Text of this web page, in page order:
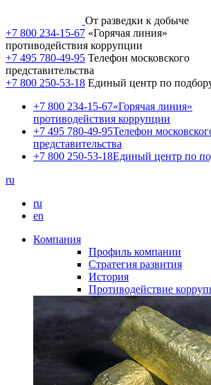
От разведки к добыче
+7 800 234-15-67 «Горячая линия»
противодействия коррупции
+7 495 780-49-95 Телефон московского
представительства
+7 800 250-53-18 Единый центр по
+7 800 234-15-67«Горячая линия»
противодействия коррупции
+7 495 780-49-95Телефон
представительства
+7 800 250-53-18Единый центр по
ru
ru
en
Компания
Профиль компании
Стратегия развития
История
Противодействие